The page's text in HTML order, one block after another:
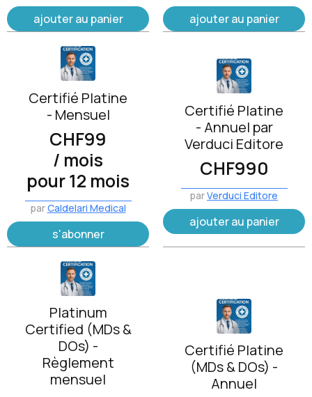
ajouter au panier ajouter au panier
Certifié Platine
- Mensuel
CHF99
/ mois
pour 12 mois
parCaldelari Medical
s'abonner
Certifié Platine
- Annuel par
Verduci Editore
CHF990
parVerduci Editore
ajouter au panier
Platinum
Certified (MDs &
DOs) -
Règlement
mensuel
Certifié Platine
(MDs & DOs) -
Annuel